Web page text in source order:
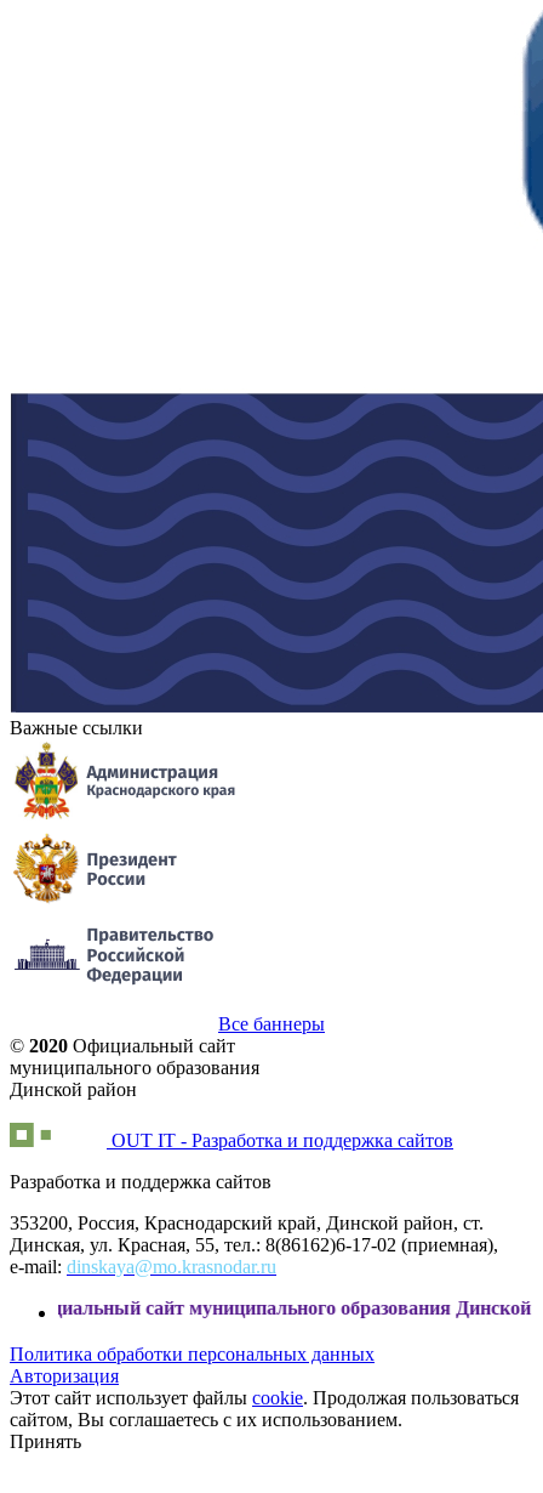
Важные ссылки
Все баннеры
© 2020 Официальный сайт
муниципального образования
Динской район
OUT IT - Разработка и поддержка сайтов
Разработка и поддержка сайтов
353200, Россия, Краснодарский край, Динской район, ст.
Динская, ул. Красная, 55, тел.: 8(86162)6-17-02 (приемная),
e-mail: dinskaya@mo.krasnodar.ru
сайт муниципального образования Динской район
Политика обработки персональных данных
Авторизация
Этот сайт использует файлы cookie. Продолжая пользоваться
сайтом, Вы соглашаетесь с их использованием.
Принять